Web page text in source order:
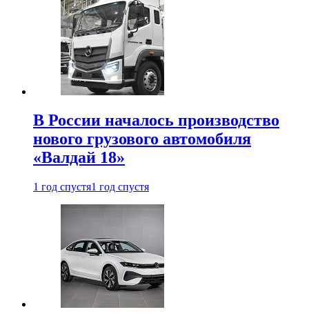
В России началось производство
нового грузового автомобиля
«Валдай 18»
1 год спустя1 год спустя